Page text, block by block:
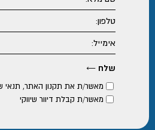
מאשר/ת את תקנון האתר, תנאי
מאשר/ת קבלת דיוור שיווקי